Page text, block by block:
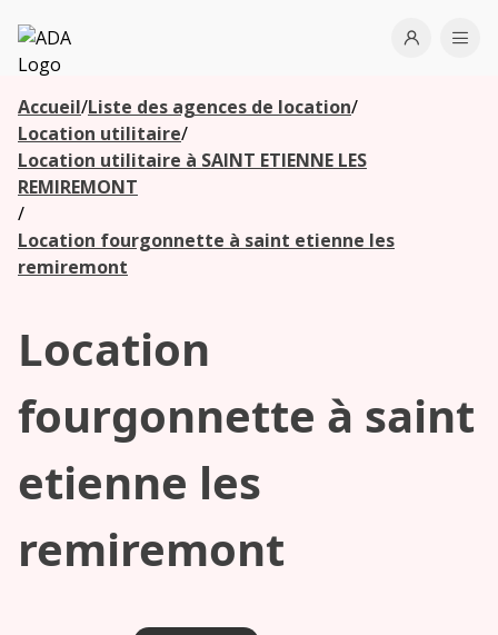
ADA
Open
Accueil/Liste des agences de location/
Location utilitaire/
Location utilitaire à SAINT ETIENNE LES
REMIREMONT
/
Location fourgonnette à saint etienne les
remiremont
Location
fourgonnette à saint
etienne les
remiremont
Les
agences à
proximité
Commencez
pour voir les
agences à
proximité